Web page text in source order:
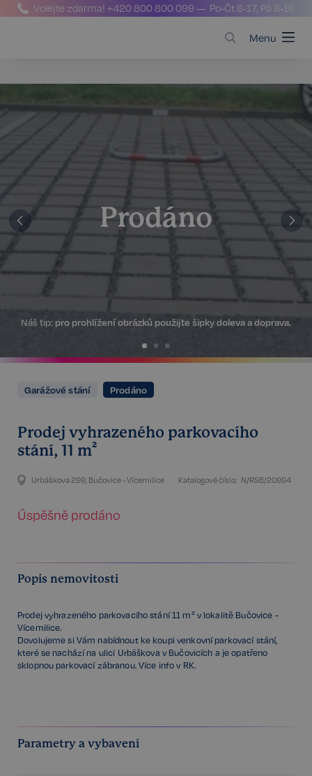
Volejte zdarma!+420 800 800 099 — Po-Čt 8-17, Pá 8-16
Menu
Náš tip: pro prohlížení obrázků použijte šipky doleva a doprava.
Prodáno
Garážové stání Prodáno
Prodej vyhrazeného parkovacího
stání, 11 m²
Urbáškova 299, Bučovice - Vícemilice Katalogové číslo: N/RSB/20994
Úspěšně prodáno
Popis nemovitosti
Prodej vyhrazeného parkovacího stání 11 m² v lokalitě Bučovice -
Vícemilice.
Dovolujeme si Vám nabídnout ke koupi venkovní parkovací stání,
které se nachází na ulici Urbáškova v Bučovicích a je opatřeno
sklopnou parkovací zábranou. Více info v RK.
Parametry a vybavení